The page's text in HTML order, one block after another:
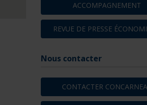
ACCOMPAGNEMENT
REVUE DE PRESSE
Nous contacter
CONTACTER